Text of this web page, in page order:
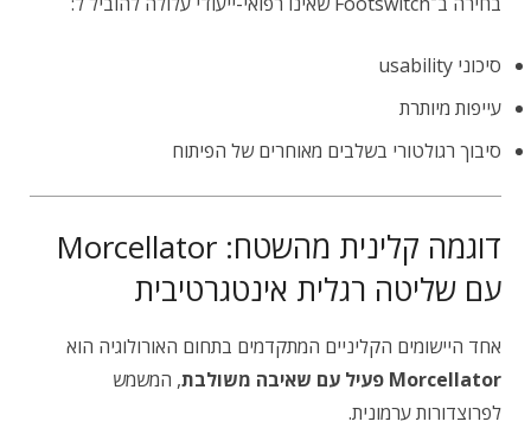
סיכוני usability
עייפות מיותרת
סיבוך רגולטורי בשלבים מאוחרים של הפיתוח
דוגמה קלינית מהשטח: Morcellator
עם שליטה רגלית אינטגרטיבית
אחד היישומים הקליניים המתקדמים בתחום האורולוגיה הוא
Morcellator פעיל עם שאיבה משולבת
, המשמש
לפרוצדורות ערמונית.